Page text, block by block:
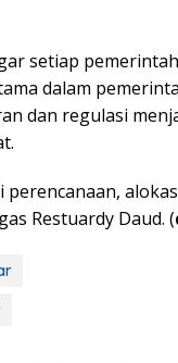
setiap pemerintah
dalam
dan regulasi
Restuardy Daud. (